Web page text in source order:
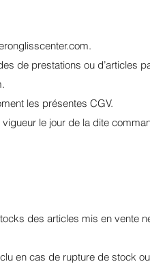
.
de prestations ou d’articles
.
les présentes CGV.
le jour de la dite
des articles mis en vente
en cas de rupture de stock